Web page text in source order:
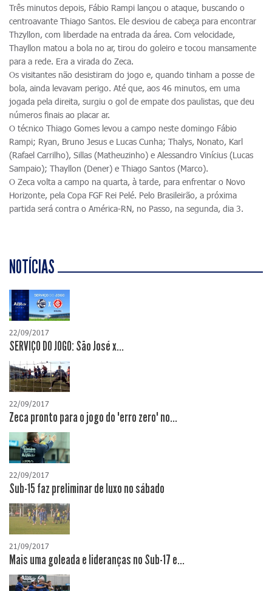
Três minutos depois, Fábio Rampi lançou o ataque, buscando o
centroavante Thiago Santos. Ele desviou de cabeça para encontrar
Thzyllon, com liberdade na entrada da área. Com velocidade,
Thayllon matou a bola no ar, tirou do goleiro e tocou mansamente
para a rede. Era a virada do Zeca.
Os visitantes não desistiram do jogo e, quando tinham a posse de
bola, ainda levavam perigo. Até que, aos 46 minutos, em uma
jogada pela direita, surgiu o gol de empate dos paulistas, que deu
números finais ao placar ar.
O técnico Thiago Gomes levou a campo neste domingo Fábio
Rampi; Ryan, Bruno Jesus e Lucas Cunha; Thalys, Nonato, Karl
(Rafael Carrilho), Sillas (Matheuzinho) e Alessandro Vinícius (Lucas
Sampaio); Thayllon (Dener) e Thiago Santos (Marco).
O Zeca volta a campo na quarta, à tarde, para enfrentar o Novo
Horizonte, pela Copa FGF Rei Pelé. Pelo Brasileirão, a próxima
partida será contra o América-RN, no Passo, na segunda, dia 3.
NOTÍCIAS
22/09/2017
SERVIÇO DO JOGO: São José x...
22/09/2017
Zeca pronto para o jogo do "erro zero" no...
22/09/2017
Sub-15 faz preliminar de luxo no sábado
21/09/2017
Mais uma goleada e lideranças no Sub-17 e...